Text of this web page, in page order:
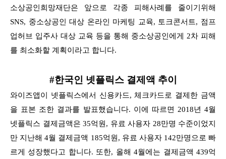
소상공인희망재단은 앞으로 각종 피해사례를 줄이기위해
SNS, 중소상공인 대상 온라인 마케팅 교육, 토크콘서트, 점프
업허브 입주사 대상 교육 등을 통해 중소상공인에게 2차 피해
를 최소화할 계획이라고 합니다.
#한국인 넷플릭스 결제액 추이
와이즈앱이 넷플릭스에서 신용카드, 체크카드로 결제한 금액
을 표본 조한 결과를 발표했습니다. 이에 따르면 2018년 4월
넷플릭스 결제금액은 35억원, 유료 사용자 28만명 수준이었지
만 지난해 4월 결제금액 185억원, 유료 사용자 142만명으로 빠
르게 성장했다고 합니다. 또한, 올해 4월에는 결제금액 439억